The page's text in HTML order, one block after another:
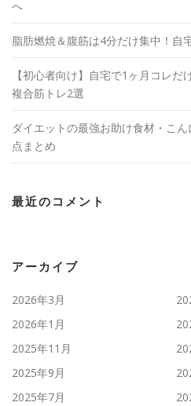
へ
脂肪燃焼＆腹筋は4分だけ集中！自
【初心者向け】自宅で1ヶ月コレだ
複合筋トレ2選
ダイエットの最強お助け食材・こ
点まとめ
最近のコメント
アーカイブ
2026年3月
2026年1月
2025年11月
2025年9月
2025年7月